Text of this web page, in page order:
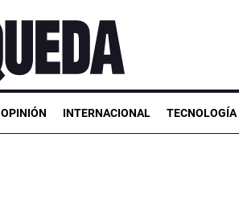
OPINIÓN INTERNACIONAL TECNOLOGÍA